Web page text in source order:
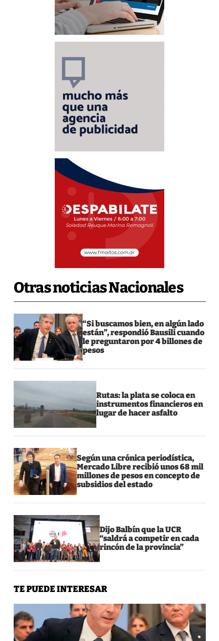
Otras noticias Nacionales
“Si buscamos bien, en algún lado
están”, respondió Bausili cuando
le preguntaron por 4 billones de
pesos
Rutas: la plata se coloca en
instrumentos financieros en
lugar de hacer asfalto
Según una crónica periodística,
Mercado Libre recibió unos 68 mil
millones de pesos en concepto de
subsidios del estado
Dijo Balbín que la UCR
“saldrá a competir en cada
rincón de la provincia”
TE PUEDE INTERESAR